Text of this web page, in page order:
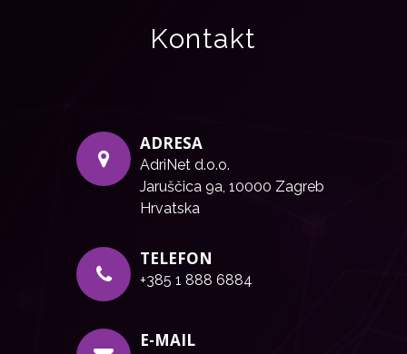
Kontakt
ADRESA
AdriNet d.o.o.
Jaruščica 9a, 10000 Zagreb
Hrvatska
TELEFON
+385 1 888 6884
E-MAIL